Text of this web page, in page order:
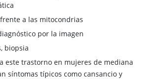
a las mitocondrias
por la imagen
biopsia
este trastorno en mujeres de mediana
síntomas típicos como cansancio y